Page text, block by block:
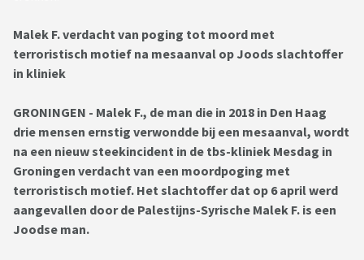
Malek F. verdacht van poging tot moord met
terroristisch motief na mesaanval op Joods slachtoffer
in kliniek
GRONINGEN - Malek F., de man die in 2018 in Den Haag
drie mensen ernstig verwondde bij een mesaanval, wordt
na een nieuw steekincident in de tbs-kliniek Mesdag in
Groningen verdacht van een moordpoging met
terroristisch motief. Het slachtoffer dat op 6 april werd
aangevallen door de Palestijns-Syrische Malek F. is een
Joodse man.